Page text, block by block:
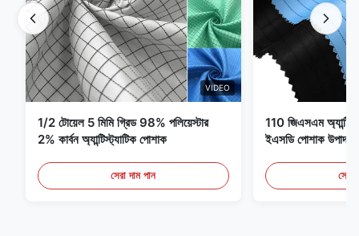
VIDEO
1/2 টোয়েল 5 মিমি গ্রিড 98% পলিয়েস্টার
2% কার্বন অ্যান্টিস্ট্যাটিক পোশাক
সেরা দাম পান
110 জিএসএম অ্যান্টি
ইএসডি পোশাক উপাদান
সেরা